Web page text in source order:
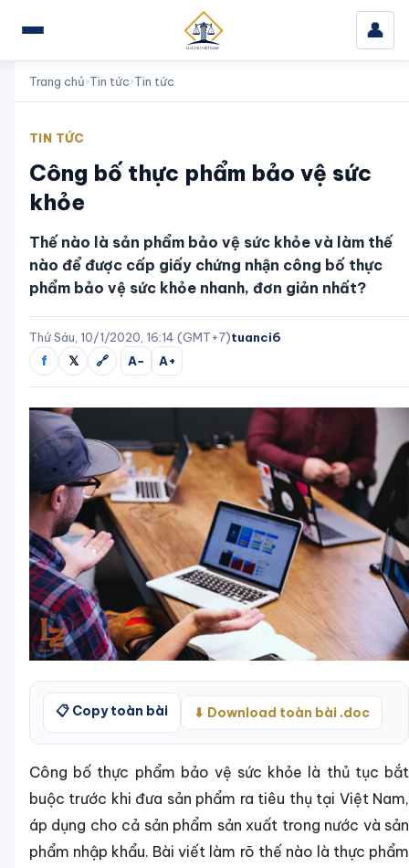
👤
Trang chủ›Tin tức›Tin tức
TIN TỨC
Công bố thực phẩm bảo vệ sức
khỏe
Thế nào là sản phẩm bảo vệ sức khỏe và làm thế
nào để được cấp giấy chứng nhận công bố thực
phẩm bảo vệ sức khỏe nhanh, đơn giản nhất?
Thứ Sáu, 10/1/2020, 16:14 (GMT+7)tuanci6
f 𝕏 🔗 A− A+
📋 Copy toàn bài ⬇ Download toàn bài .doc
Công bố thực phẩm bảo vệ sức khỏe là thủ tục bắt
buộc trước khi đưa sản phẩm ra tiêu thụ tại Việt Nam,
áp dụng cho cả sản phẩm sản xuất trong nước và sản
phẩm nhập khẩu. Bài viết làm rõ thế nào là thực phẩm